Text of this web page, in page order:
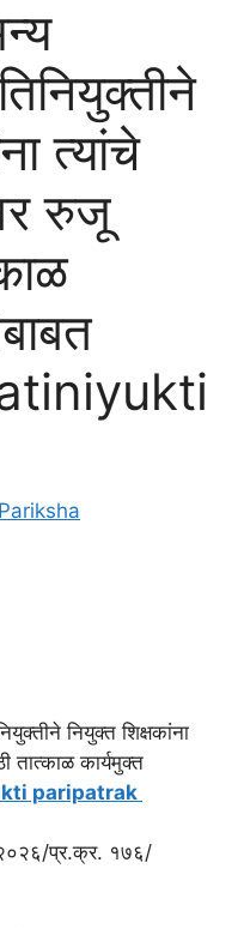
त्यांचे
रुजू
नियुक्त शिक्षकांना
तात्काळ कार्यमुक्त
paripatrak
प्र.क्र. १७६/